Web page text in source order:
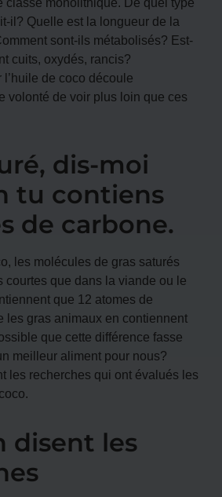
il? Quelle est la longueur de la
sont-ils métabolisés? Est-
cuits, oxydés, rancis?
l’huile de coco découle
volonté de voir plus loin que ces
dis-moi
tu contiens
de carbone.
les molécules de gras saturés
courtes que dans la viande ou le
que 12 atomes de
les gras animaux en contiennent
que cette différence fasse
meilleur aliment pour nous?
les recherches qui ont évalués les
disent les